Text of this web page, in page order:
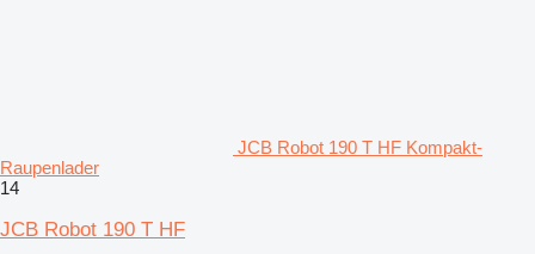
JCB Robot 190 T HF Kompakt-
Raupenlader
14
JCB Robot 190 T HF